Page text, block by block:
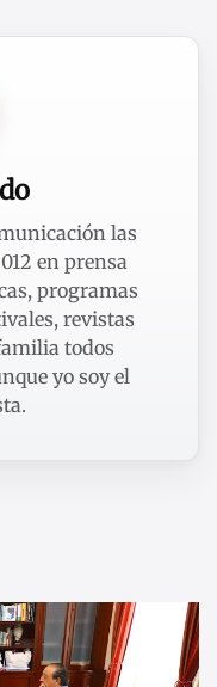
las
en prensa
programas
revistas
todos
yo soy el